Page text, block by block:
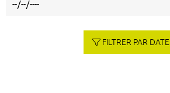
FILTRER PAR DATE